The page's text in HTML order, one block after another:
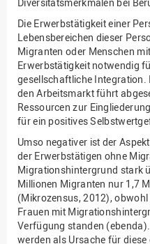
Die Erwerbstätigkeit einer
Lebensbereichen dieser
Migranten oder Menschen
Erwerbstätigkeit notwendig
gesellschaftliche Integration.
den Arbeitsmarkt führt
Ressourcen zur
für ein positives
Umso negativer ist der
der Erwerbstätigen ohne
Migrationshintergrund stark
Millionen Migranten nur 1,7
(Mikrozensus, 2012), obwohl
Frauen mit
Verfügung standen
werden als Ursache für